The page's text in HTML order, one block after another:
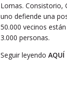
Lomas. Consistorio,
uno defiende una
50.000 vecinos
3.000 personas.
Seguir leyendo AQUÍ